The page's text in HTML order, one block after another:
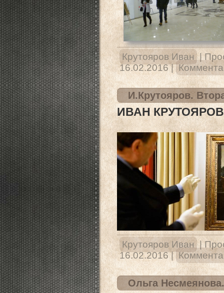
Крутояров Иван |
16.02.2016 |
И.Крутояров.
ИВАН
Крутояров Иван |
16.02.2016 |
Ольга